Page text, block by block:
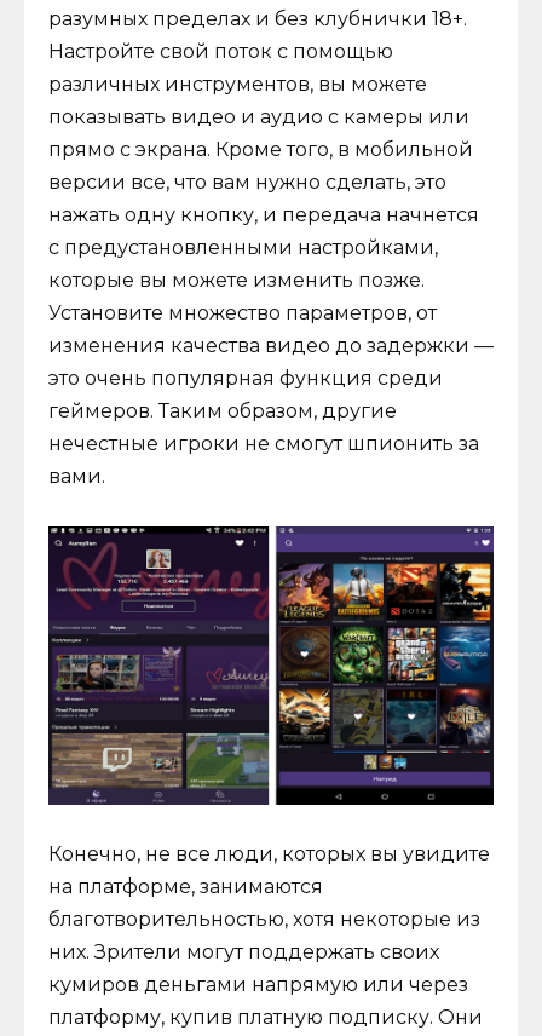
разумных пределах и без клубнички 18+.
Настройте свой поток с помощью
различных инструментов, вы можете
показывать видео и аудио с камеры или
прямо с экрана. Кроме того, в мобильной
версии все, что вам нужно сделать, это
нажать одну кнопку, и передача начнется
с предустановленными настройками,
которые вы можете изменить позже.
Установите множество параметров, от
изменения качества видео до задержки —
это очень популярная функция среди
геймеров. Таким образом, другие
нечестные игроки не смогут шпионить за
вами.
Конечно, не все люди, которых вы увидите
на платформе, занимаются
благотворительностью, хотя некоторые из
них. Зрители могут поддержать своих
кумиров деньгами напрямую или через
платформу, купив платную подписку. Они